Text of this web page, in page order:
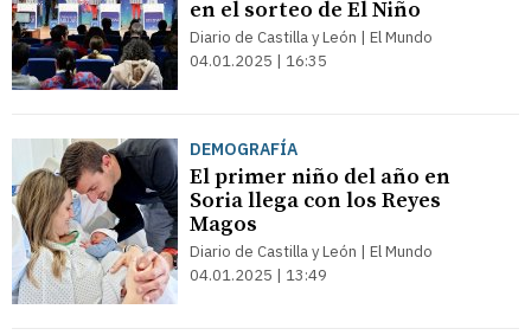
en el sorteo de El Niño
Diario de Castilla y León | El Mundo
04.01.2025 | 16:35
DEMOGRAFÍA
El primer niño del año en
Soria llega con los Reyes
Magos
Diario de Castilla y León | El Mundo
04.01.2025 | 13:49